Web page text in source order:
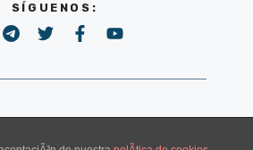
SÍGUENOS: